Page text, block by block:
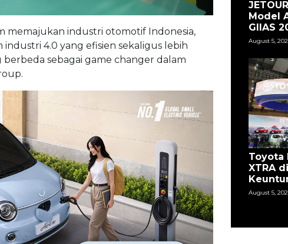
memajukan industri otomotif Indonesia,
4.0 yang efisien sekaligus lebih
sebagai game changer dalam
Model
GIIAS
August 5,
Toyota
XTRA
August 5,